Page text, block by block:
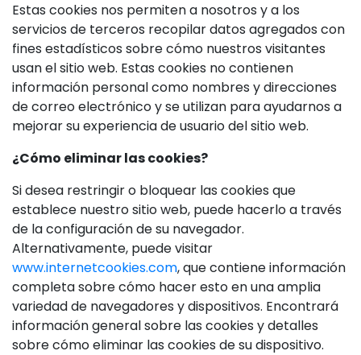
Estas cookies nos permiten a nosotros y a los
servicios de terceros recopilar datos agregados con
fines estadísticos sobre cómo nuestros visitantes
usan el sitio web. Estas cookies no contienen
información personal como nombres y direcciones
de correo electrónico y se utilizan para ayudarnos a
mejorar su experiencia de usuario del sitio web.
¿Cómo eliminar las cookies?
Si desea restringir o bloquear las cookies que
establece nuestro sitio web, puede hacerlo a través
de la configuración de su navegador.
Alternativamente, puede visitar
www.internetcookies.com, que contiene información
completa sobre cómo hacer esto en una amplia
variedad de navegadores y dispositivos. Encontrará
información general sobre las cookies y detalles
sobre cómo eliminar las cookies de su dispositivo.